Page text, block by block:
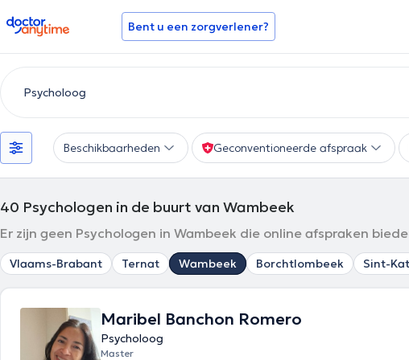
doctoranytime Bent u een zorgverlener?
Beschikbaarheden Geconventioneerde afspraak
40 Psychologen in de buurt van Wambeek
Er zijn geen Psychologen in Wambeek die online afspraken
Vlaams-Brabant Ternat Wambeek Borchtlombeek Sint-
Maribel Banchon Romero
Psycholoog
Master